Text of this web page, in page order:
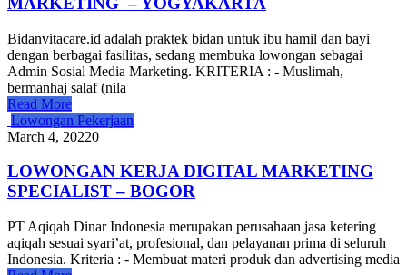
Bidanvitacare.id adalah praktek bidan untuk ibu hamil dan bayi
dengan berbagai fasilitas, sedang membuka lowongan sebagai
Admin Sosial Media Marketing. KRITERIA : - Muslimah,
bermanhaj salaf (nila
Read More
Lowongan Pekerjaan
March 4, 20220
LOWONGAN KERJA DIGITAL MARKETING
SPECIALIST – BOGOR
PT Aqiqah Dinar Indonesia merupakan perusahaan jasa ketering
aqiqah sesuai syari’at, profesional, dan pelayanan prima di seluruh
Indonesia. Kriteria : - Membuat materi produk dan advertising media